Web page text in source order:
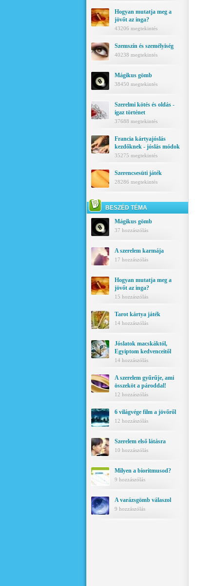
Hogyan mutatja meg a
jövőt az inga?
43206 megtekintés
Szemszín és személyiség
40238 megtekintés
Mágikus gömb
38450 megtekintés
Szerelmi kötés és oldás -
igaz történet
37688 megtekintés
Francia kártyajóslás
kezdőknek - jóslás módok
35275 megtekintés
Szerencsesüti játék
28286 megtekintés
BESZÉD TÉMA
Mágikus gömb
37 hozzászólás
A szerelem karmája
17 hozzászólás
Hogyan mutatja meg a
jövőt az inga?
15 hozzászólás
Tarot kártya játék
14 hozzászólás
Jóslatok macskáktól,
Egyiptom kedvenceitől
14 hozzászólás
A szerelem gyűrűje, ami
összeköt a pároddal!
12 hozzászólás
6 világvége film a jövőről
12 hozzászólás
Szerelem első látásra
10 hozzászólás
Milyen a bioritmusod?
9 hozzászólás
A varázsgömb válaszol
9 hozzászólás